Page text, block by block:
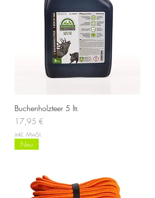
Buchenholzteer 5 ltr.
Preis
17,95 €
inkl. MwSt.
Neu